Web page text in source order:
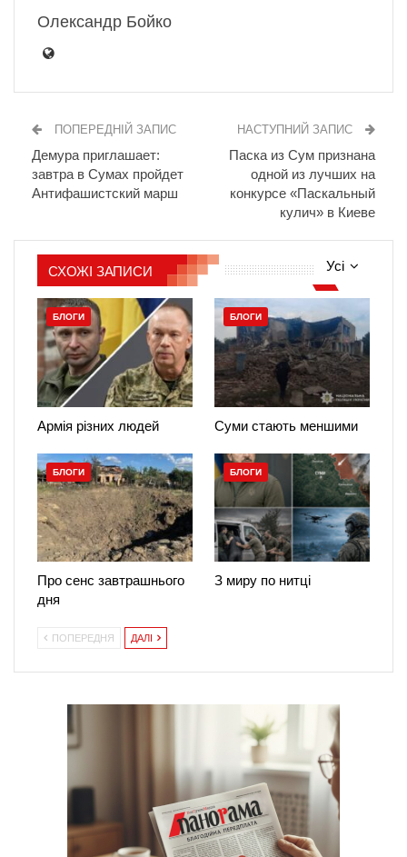
Олександр Бойко
ПОПЕРЕДНІЙ ЗАПИС
Демура приглашает:
завтра в Сумах пройдет
Антифашистский марш
НАСТУПНИЙ ЗАПИС
Паска из Сум признана
одной из лучших на
конкурсе «Паскальный
кулич» в Киеве
Усі
СХОЖІ ЗАПИСИ
БЛОГИ
Армія різних людей
БЛОГИ
Суми стають меншими
БЛОГИ
Про сенс завтрашнього
дня
БЛОГИ
З миру по нитці
ПОПЕРЕДНЯ ДАЛІ